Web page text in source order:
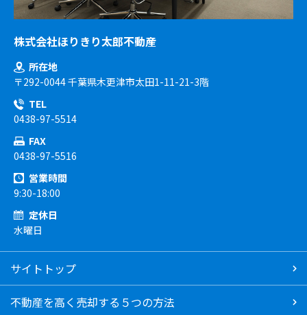
株式会社ほりきり太郎不動産
所在地
〒292-0044 千葉県木更津市太田1-11-21-3階
TEL
0438-97-5514
FAX
0438-97-5516
営業時間
9:30-18:00
定休日
水曜日
サイトトップ
不動産を高く売却する５つの方法